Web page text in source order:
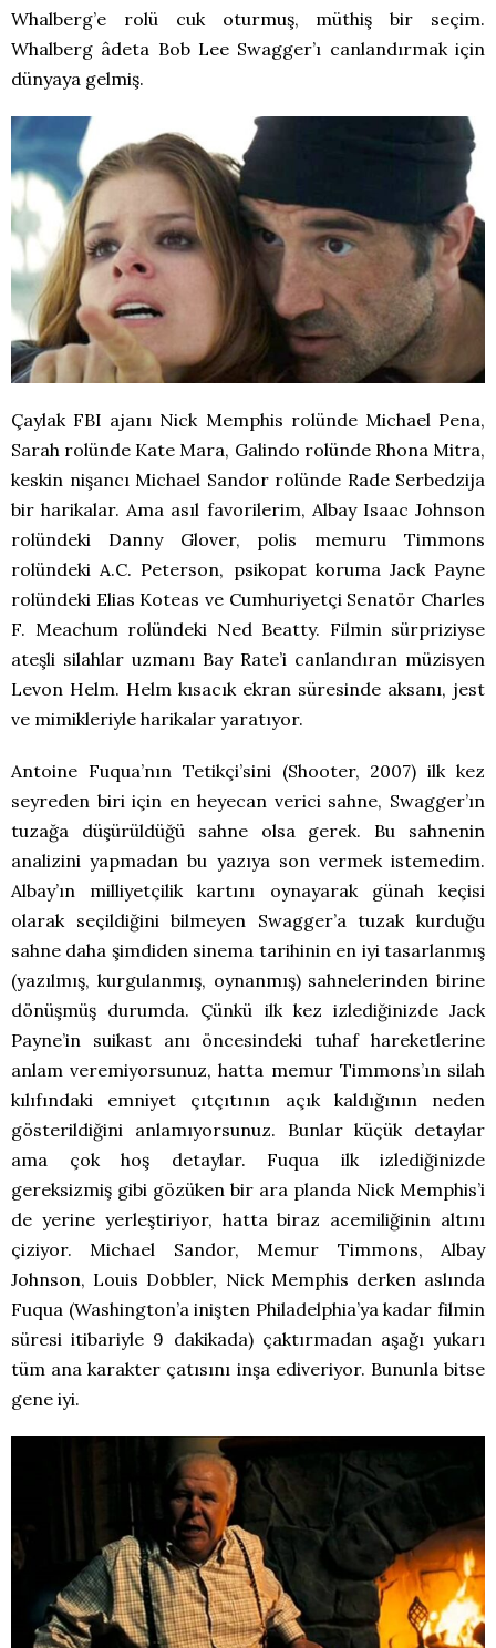
Whalberg’e rolü cuk oturmuş, müthiş bir seçim.
Whalberg âdeta Bob Lee Swagger’ı canlandırmak için
dünyaya gelmiş.
Çaylak FBI ajanı Nick Memphis rolünde Michael Pena,
Sarah rolünde Kate Mara, Galindo rolünde Rhona Mitra,
keskin nişancı Michael Sandor rolünde Rade Serbedzija
bir harikalar. Ama asıl favorilerim, Albay Isaac Johnson
rolündeki Danny Glover, polis memuru Timmons
rolündeki A.C. Peterson, psikopat koruma Jack Payne
rolündeki Elias Koteas ve Cumhuriyetçi Senatör Charles
F. Meachum rolündeki Ned Beatty. Filmin sürpriziyse
ateşli silahlar uzmanı Bay Rate’i canlandıran müzisyen
Levon Helm. Helm kısacık ekran süresinde aksanı, jest
ve mimikleriyle harikalar yaratıyor.
Antoine Fuqua’nın Tetikçi’sini (Shooter, 2007) ilk kez
seyreden biri için en heyecan verici sahne, Swagger’ın
tuzağa düşürüldüğü sahne olsa gerek. Bu sahnenin
analizini yapmadan bu yazıya son vermek istemedim.
Albay’ın milliyetçilik kartını oynayarak günah keçisi
olarak seçildiğini bilmeyen Swagger’a tuzak kurduğu
sahne daha şimdiden sinema tarihinin en iyi tasarlanmış
(yazılmış, kurgulanmış, oynanmış) sahnelerinden birine
dönüşmüş durumda. Çünkü ilk kez izlediğinizde Jack
Payne’in suikast anı öncesindeki tuhaf hareketlerine
anlam veremiyorsunuz, hatta memur Timmons’ın silah
kılıfındaki emniyet çıtçıtının açık kaldığının neden
gösterildiğini anlamıyorsunuz. Bunlar küçük detaylar
ama çok hoş detaylar. Fuqua ilk izlediğinizde
gereksizmiş gibi gözüken bir ara planda Nick Memphis’i
de yerine yerleştiriyor, hatta biraz acemiliğinin altını
çiziyor. Michael Sandor, Memur Timmons, Albay
Johnson, Louis Dobbler, Nick Memphis derken aslında
Fuqua (Washington’a inişten Philadelphia’ya kadar filmin
süresi itibariyle 9 dakikada) çaktırmadan aşağı yukarı
tüm ana karakter çatısını inşa ediveriyor. Bununla bitse
gene iyi.